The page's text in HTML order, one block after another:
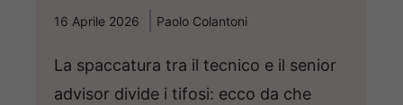
16 Aprile 2026 Paolo Colantoni
La spaccatura tra il tecnico e il senior
advisor divide i tifosi: ecco da che